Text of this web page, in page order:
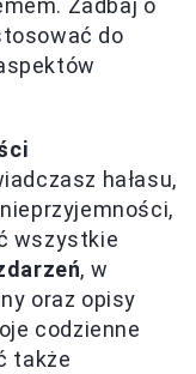
do
hałasu,
wszystkie
, w
oraz opisy
codzienne
także